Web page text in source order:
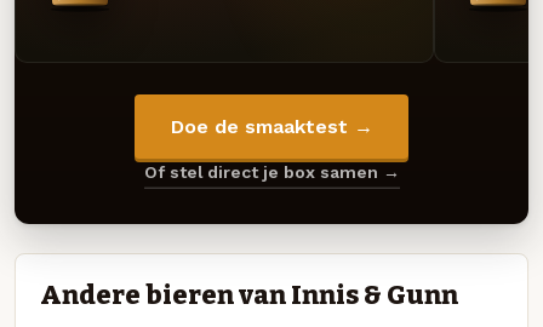
Doe de smaaktest →
Of stel direct je box samen →
Andere bieren van Innis & Gunn